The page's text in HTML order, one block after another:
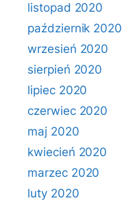
listopad 2020
październik 2020
wrzesień 2020
sierpień 2020
lipiec 2020
czerwiec 2020
maj 2020
kwiecień 2020
marzec 2020
luty 2020